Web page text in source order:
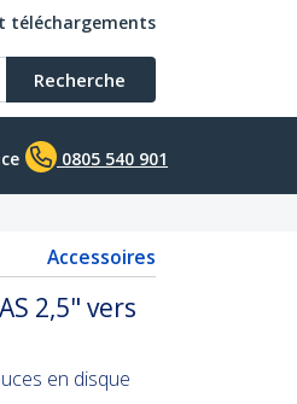
téléchargements
Recherche
0805 540 901
Accessoires
2,5" vers
en disque